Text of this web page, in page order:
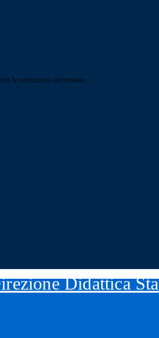
le istruzioni necessarie.
Didattica